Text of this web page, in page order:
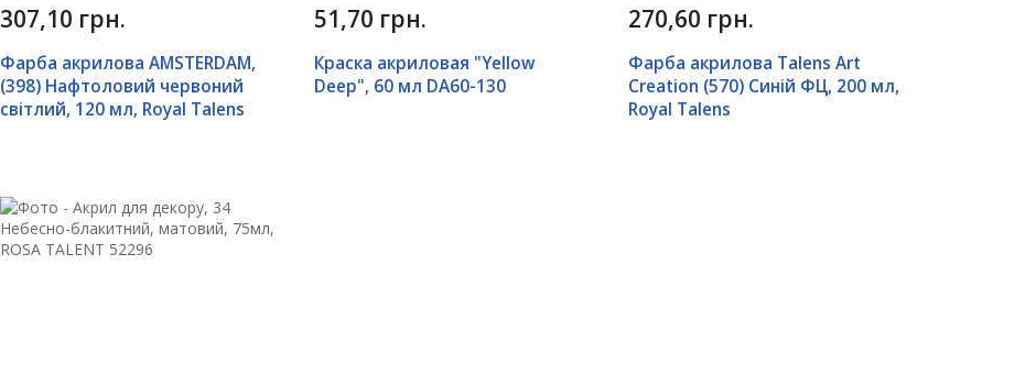
307,10 грн.
Фарба акрилова AMSTERDAM,
(398) Нафтоловий червоний
світлий, 120 мл, Royal Talens
51,70 грн.
Краска акриловая "Yellow
Deep", 60 мл DA60-130
270,60 грн.
Фарба акрилова Talens Art
Creation (570) Синій ФЦ, 200 мл,
Royal Talens